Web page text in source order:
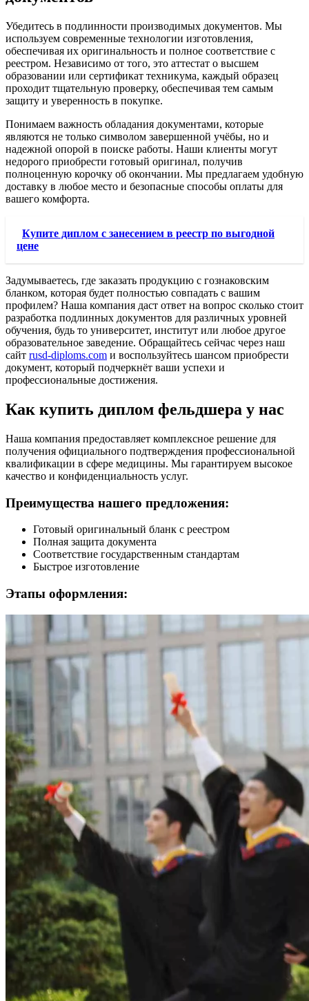
Убедитесь в подлинности производимых документов. Мы
используем современные технологии изготовления,
обеспечивая их оригинальность и полное соответствие с
реестром. Независимо от того, это аттестат о высшем
образовании или сертификат техникума, каждый образец
проходит тщательную проверку, обеспечивая тем самым
защиту и уверенность в покупке.
Понимаем важность обладания документами, которые
являются не только символом завершенной учёбы, но и
надежной опорой в поиске работы. Наши клиенты могут
недорого приобрести готовый оригинал, получив
полноценную корочку об окончании. Мы предлагаем удобную
доставку в любое место и безопасные способы оплаты для
вашего комфорта.
Купите диплом с занесением в реестр по выгодной
цене
Задумываетесь, где заказать продукцию с гознаковским
бланком, которая будет полностью совпадать с вашим
профилем? Наша компания даст ответ на вопрос сколько стоит
разработка подлинных документов для различных уровней
обучения, будь то университет, институт или любое другое
образовательное заведение. Обращайтесь сейчас через наш
сайт rusd-diploms.com и воспользуйтесь шансом приобрести
документ, который подчеркнёт ваши успехи и
профессиональные достижения.
Как купить диплом фельдшера у нас
Наша компания предоставляет комплексное решение для
получения официального подтверждения профессиональной
квалификации в сфере медицины. Мы гарантируем высокое
качество и конфиденциальность услуг.
Преимущества нашего предложения:
Готовый оригинальный бланк с реестром
Полная защита документа
Соответствие государственным стандартам
Быстрое изготовление
Этапы оформления: